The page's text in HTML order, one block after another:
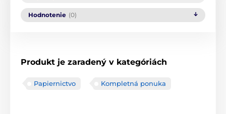
Hodnotenie (0)
Produkt je zaradený v kategóriách
Papiernictvo Kompletná ponuka